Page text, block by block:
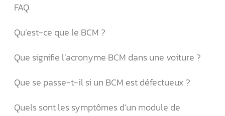
FAQ
Qu’est-ce que le BCM ?
Que signifie l’acronyme BCM dans une voiture ?
Que se passe-t-il si un BCM est défectueux ?
Quels sont les symptômes d’un module de